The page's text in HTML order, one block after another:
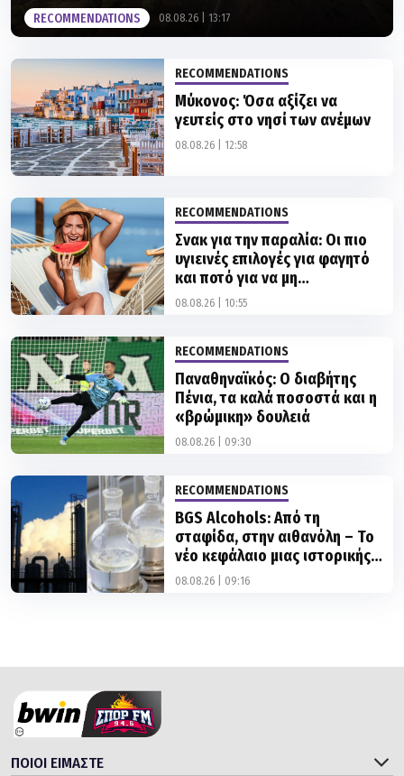
RECOMMENDATIONS 08.08.26 | 13:17
RECOMMENDATIONS
Μύκονος: Όσα αξίζει να
γευτείς στο νησί των ανέμων
08.08.26 | 12:58
RECOMMENDATIONS
Σνακ για την παραλία: Οι πιο
υγιεινές επιλογές για φαγητό
και ποτό για να μη
φορτώνεσαι θερμίδες
08.08.26 | 10:55
RECOMMENDATIONS
Παναθηναϊκός: Ο διαβήτης
Πένια, τα καλά ποσοστά και η
«βρώμικη» δουλειά
08.08.26 | 09:30
RECOMMENDATIONS
BGS Alcohols: Από τη
σταφίδα, στην αιθανόλη – Το
νέο κεφάλαιο μιας ιστορικής
βιομηχανίας 130 ετών (pics)
08.08.26 | 09:16
ΠΟΙΟΙ ΕΙΜΑΣΤΕ